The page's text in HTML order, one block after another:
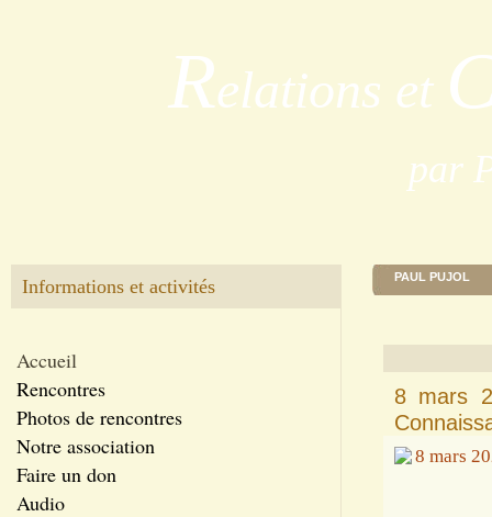
Relations et
par
Informations et activités
Accueil
Rencontres
Photos de rencontres
Notre association
Faire un don
Audio
PAUL PUJOL
8 mars